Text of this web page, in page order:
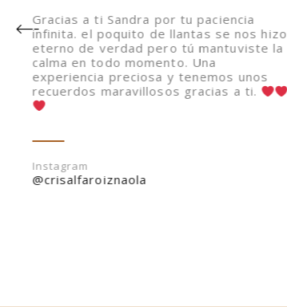
Gracias a ti Sandra por tu paciencia
infinita. el poquito de llantas se nos hizo
eterno de verdad pero tú mantuviste la
calma en todo momento. Una
experiencia preciosa y tenemos unos
recuerdos maravillosos gracias a ti.
Instagram
@crisalfaroiznaola